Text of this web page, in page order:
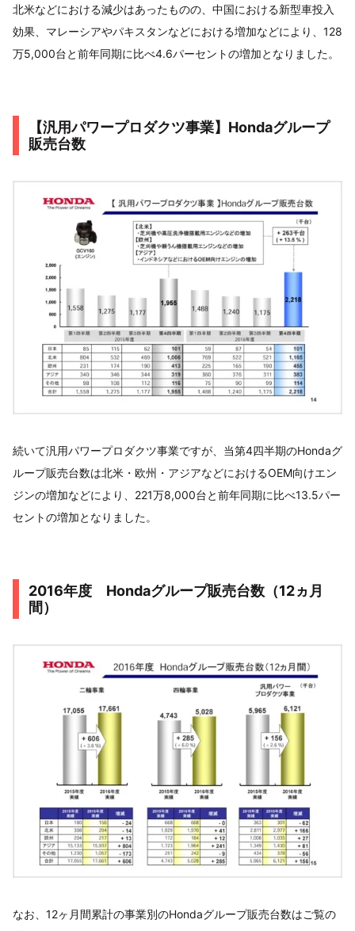
北米などにおける減少はあったものの、中国における新型車投入
効果、マレーシアやパキスタンなどにおける増加などにより、128
万5,000台と前年同期に比べ4.6パーセントの増加となりました。
【汎用パワープロダクツ事業】Hondaグループ
販売台数
続いて汎用パワープロダクツ事業ですが、当第4四半期のHondaグ
ループ販売台数は北米・欧州・アジアなどにおけるOEM向けエン
ジンの増加などにより、221万8,000台と前年同期に比べ13.5パー
セントの増加となりました。
2016年度 Hondaグループ販売台数（12ヵ月
間）
なお、12ヶ月間累計の事業別のHondaグループ販売台数はご覧の